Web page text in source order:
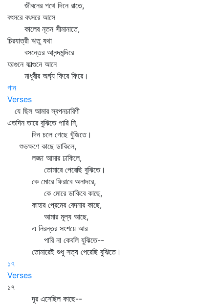
জীবনের পথে দিনে রাতে,
বৎসরে বৎসরে আসে
কালের নূতন সীমানাতে,
চিরযাত্রী ঋতু যথা
বসন্তের আনন্দমন্দিরে
ফাল্গুনে ফাল্গুনে আনে
মাধুরীর অর্ঘ্য ফিরে ফিরে।
গান
Verses
যে ছিল আমার স্বপনচারিণী
এতদিন তারে বুঝিতে পারি নি,
দিন চলে গেছে খুঁজিতে।
শুভক্ষণে কাছে ডাকিলে,
লজ্জা আমার ঢাকিলে,
তোমারে পেরেছি বুঝিতে।
কে মোরে ফিরাবে অনাদরে,
কে মোরে ডাকিবে কাছে,
কাহার প্রেমের বেদনার কাছে,
আমার মূল্য আছে,
এ নিরন্তর সংশয়ে আর
পারি না কেবলি যুঝিতে--
তোমারেই শুধু সত্য পেরেছি বুঝিতে।
১৭
Verses
১৭
দূর এসেছিল কাছে--